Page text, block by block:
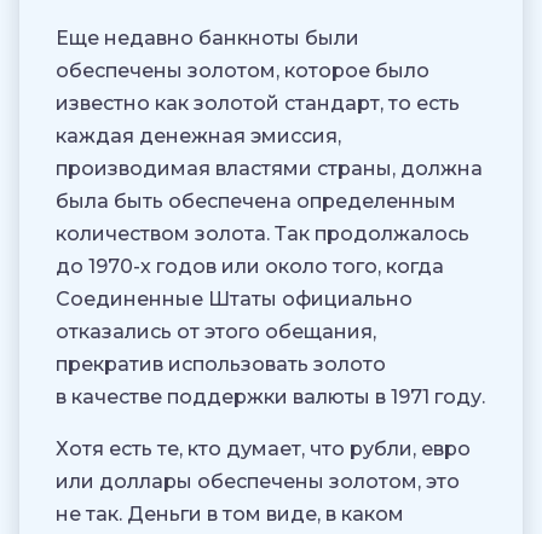
Еще недавно банкноты были
обеспечены золотом, которое было
известно как золотой стандарт, то есть
каждая денежная эмиссия,
производимая властями страны, должна
была быть обеспечена определенным
количеством золота. Так продолжалось
до 1970-х годов или около того, когда
Соединенные Штаты официально
отказались от этого обещания,
прекратив использовать золото
в качестве поддержки валюты в 1971 году.
Хотя есть те, кто думает, что рубли, евро
или доллары обеспечены золотом, это
не так. Деньги в том виде, в каком